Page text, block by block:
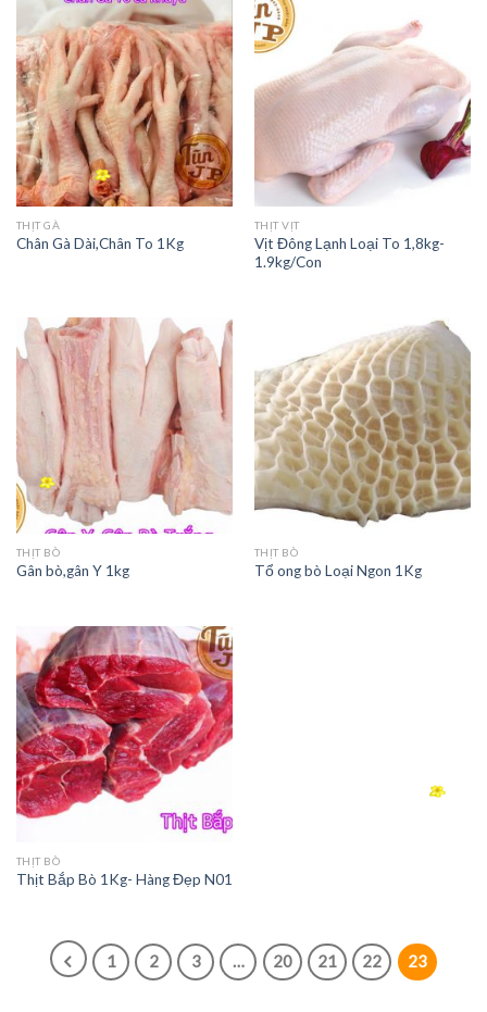
THỊT GÀ
Chân Gà Dài,Chân To 1Kg
THỊT VỊT
Vịt Đông Lạnh Loại To 1,8kg-
1.9kg/Con
THỊT BÒ
Gân bò,gân Y 1kg
THỊT BÒ
Tổ ong bò Loại Ngon 1Kg
THỊT BÒ
Thịt Bắp Bò 1Kg- Hàng Đẹp N01
1 2 3 … 20 21 22 23